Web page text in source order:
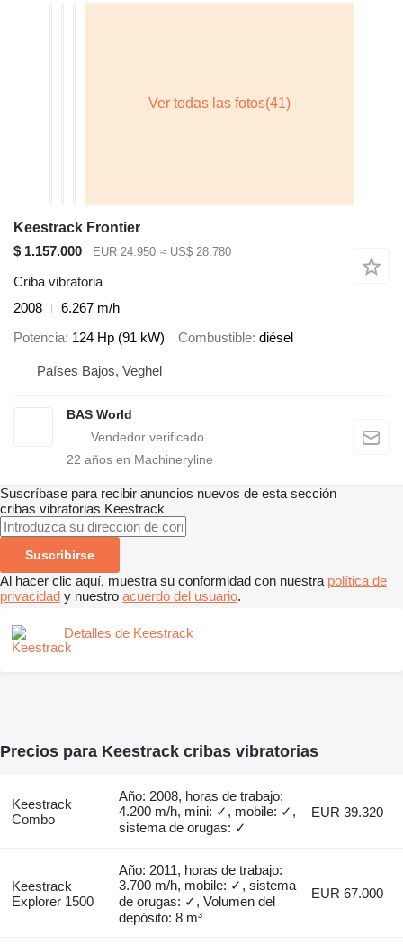
Keestrack Frontier
$ 1.157.000
EUR 24.950 ≈ US$ 28.780
Criba vibratoria
2008
6.267 m/h
Potencia 124 Hp (91 kW) Combustible diésel
Países Bajos, Veghel
BAS World
22 años en Machineryline
Suscríbase para recibir anuncios nuevos de esta sección
cribas vibratorias Keestrack
Suscribirse
Al hacer clic aquí, muestra su conformidad con nuestra política de
privacidad y nuestro acuerdo del usuario.
Detalles de Keestrack
Precios para Keestrack cribas vibratorias
Keestrack
Combo
Año: 2008, horas de trabajo:
4.200 m/h, mini: ✓, mobile: ✓,
sistema de orugas: ✓
EUR 39.320
Keestrack
Explorer 1500
Año: 2011, horas de trabajo:
3.700 m/h, mobile: ✓, sistema
de orugas: ✓, Volumen del
depósito: 8 m³
EUR 67.000